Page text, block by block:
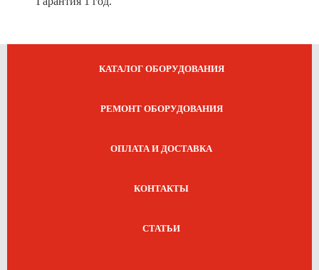
КАТАЛОГ ОБОРУДОВАНИЯ
РЕМОНТ ОБОРУДОВАНИЯ
ОПЛАТА И ДОСТАВКА
КОНТАКТЫ
СТАТЬИ